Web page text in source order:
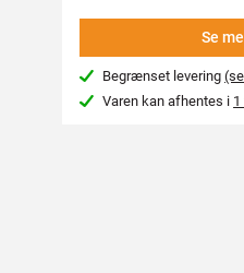
Se
Begrænset levering
Varen kan afhentes i